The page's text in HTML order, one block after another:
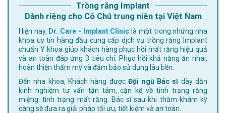
Trồng răng Implant
Dành riêng cho Cô Chú trung niên tại Việt Nam
Hiện nay, Dr. Care - Implant Clinic là một trong những nha
khoa uy tín hàng đầu cung cấp dịch vụ trồng răng Implant
chuẩn Y khoa giúp khách hàng phục hồi mất răng hiệu quả
và an toàn đáp ứng 3 tiêu chí: Phục hồi khả năng ăn nhai,
hoàn thiện thẩm mỹ và đảm bảo sử dụng lâu bền.
Đến nha khoa, Khách hàng đượcĐội ngũ Bác sĩdày dặn
kinh nghiệm tư vấn tận tâm, cặn kẽ về tình trạng răng
miệng. tình trạng mất răng. Bác sĩ sau khi thăm khám kỹ
càng sẽ đưa ra giải pháp tối ưu, tiết kiệm và an toàn.